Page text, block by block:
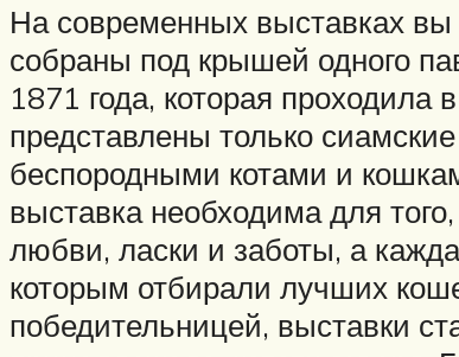
На современных выставках
собраны под крышей одного
1871 года, которая
представлены только
беспородными котами и
выставка необходима для
любви, ласки и заботы, а
которым отбирали лучших
победительницей, выставки